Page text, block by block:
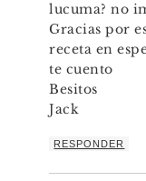
lucuma? no
Gracias por
receta en
te cuento
Besitos
Jack
RESPONDER